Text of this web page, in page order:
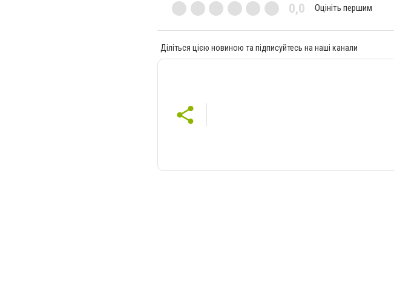
0,0 Оцініть першим
Діліться цією новиною та підписуйтесь на наші канали